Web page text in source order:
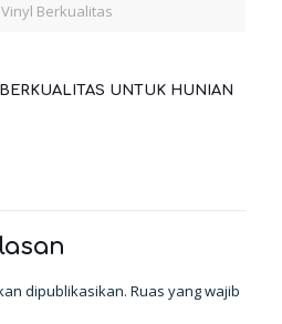
Berkualitas
UNTUK HUNIAN
dipublikasikan. Ruas yang wajib